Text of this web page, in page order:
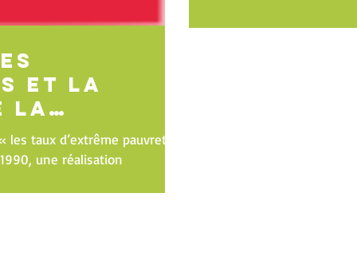
et la
la
les taux d’extrême pauvreté
une réalisation